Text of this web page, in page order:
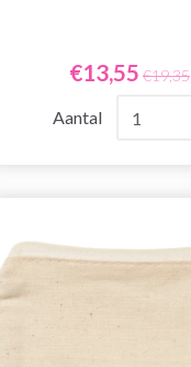
€13,55 €19,35
Aantal